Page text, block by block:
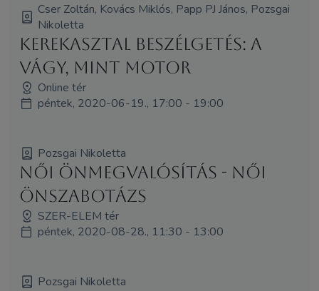
Cser Zoltán, Kovács Miklós, Papp PJ János, Pozsgai
Nikoletta
Kerekasztal beszélgetés: A
vágy, mint motor
Online tér
péntek, 2020-06-19., 17:00 - 19:00
Pozsgai Nikoletta
Női önmegvalósítás - női
önszabotázs
SZER-ELEM tér
péntek, 2020-08-28., 11:30 - 13:00
Pozsgai Nikoletta